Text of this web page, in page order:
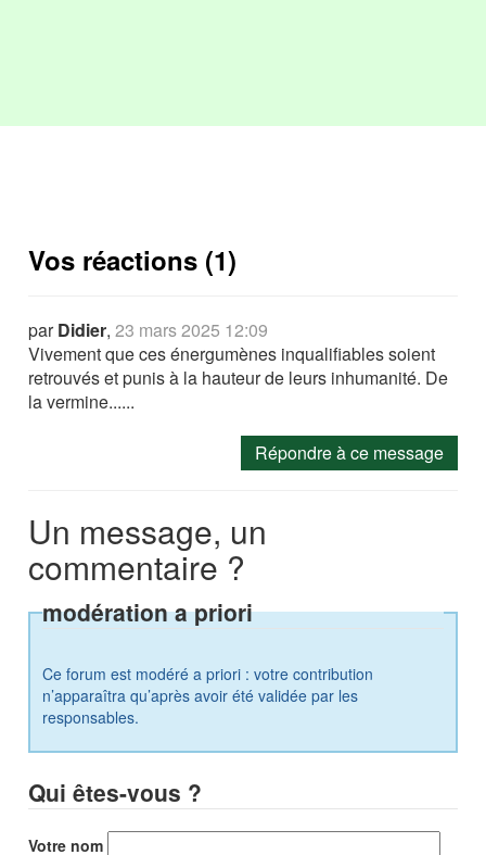
Vos réactions (1)
parDidier,23 mars 2025 12:09
Vivement que ces énergumènes inqualifiables soient
retrouvés et punis à la hauteur de leurs inhumanité. De
la vermine......
Répondre à ce message
Un message, un
commentaire ?
modération a priori
Ce forum est modéré a priori : votre contribution
n’apparaîtra qu’après avoir été validée par les
responsables.
Qui êtes-vous ?
Votre nom